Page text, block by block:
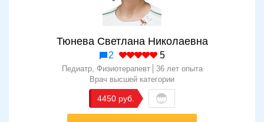
Тюнева Светлана Николаевна
2 5
Педиатр, Физиотерапевт
36 лет опыта
Врач высшей категории
4450